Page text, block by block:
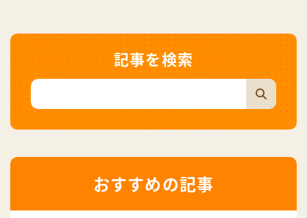
記事を検索
おすすめの記事